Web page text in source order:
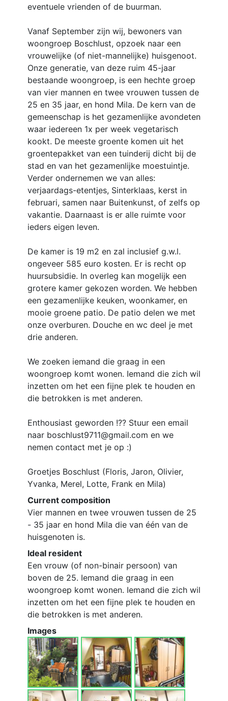
eventuele vrienden of de buurman.
Vanaf September zijn wij, bewoners van
woongroep Boschlust, opzoek naar een
vrouwelijke (of niet-mannelijke) huisgenoot.
Onze generatie, van deze ruim 45-jaar
bestaande woongroep, is een hechte groep
van vier mannen en twee vrouwen tussen de
25 en 35 jaar, en hond Mila. De kern van de
gemeenschap is het gezamenlijke avondeten
waar iedereen 1x per week vegetarisch
kookt. De meeste groente komen uit het
groentepakket van een tuinderij dicht bij de
stad en van het gezamenlijke moestuintje.
Verder ondernemen we van alles:
verjaardags-etentjes, Sinterklaas, kerst in
februari, samen naar Buitenkunst, of zelfs op
vakantie. Daarnaast is er alle ruimte voor
ieders eigen leven.
De kamer is 19 m2 en zal inclusief g.w.l.
ongeveer 585 euro kosten. Er is recht op
huursubsidie. In overleg kan mogelijk een
grotere kamer gekozen worden. We hebben
een gezamenlijke keuken, woonkamer, en
mooie groene patio. De patio delen we met
onze overburen. Douche en wc deel je met
drie anderen.
We zoeken iemand die graag in een
woongroep komt wonen. Iemand die zich wil
inzetten om het een fijne plek te houden en
die betrokken is met anderen.
Enthousiast geworden !?? Stuur een email
naar boschlust9711@gmail.com en we
nemen contact met je op :)
Groetjes Boschlust (Floris, Jaron, Olivier,
Yvanka, Merel, Lotte, Frank en Mila)
Current composition
Vier mannen en twee vrouwen tussen de 25
- 35 jaar en hond Mila die van één van de
huisgenoten is.
Ideal resident
Een vrouw (of non-binair persoon) van
boven de 25. Iemand die graag in een
woongroep komt wonen. Iemand die zich wil
inzetten om het een fijne plek te houden en
die betrokken is met anderen.
Images